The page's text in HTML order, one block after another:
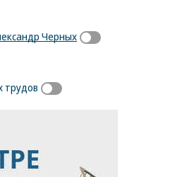
Черных
трудов